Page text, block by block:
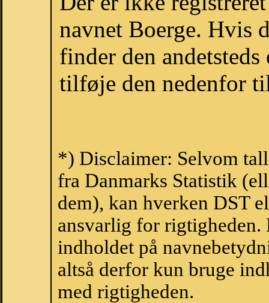
navnet Boerge. Hvis
finder den
tilføje den nedenfor
*) Disclaimer: Selvom
fra Danmarks Statistik
dem), kan hverken DST
ansvarlig for
indholdet på
altså derfor kun bruge
med rigtigheden.